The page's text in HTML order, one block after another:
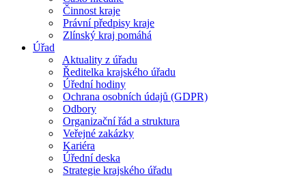
Činnost kraje
Právní předpisy kraje
Zlínský kraj pomáhá
Úřad
Aktuality z úřadu
Ředitelka krajského úřadu
Úřední hodiny
Ochrana osobních údajů (GDPR)
Odbory
Organizační řád a struktura
Veřejné zakázky
Kariéra
Úřední deska
Strategie krajského úřadu